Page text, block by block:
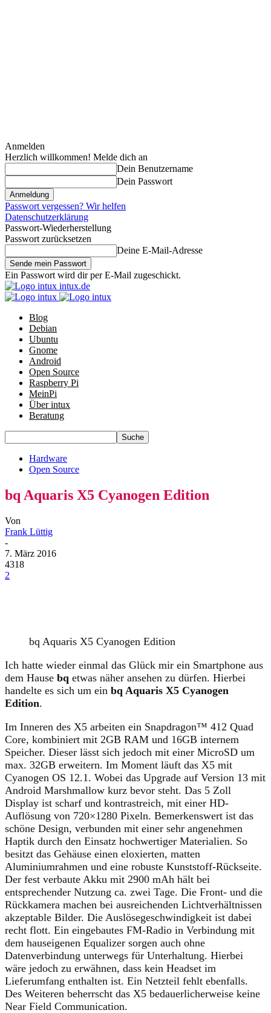
Anmelden
Herzlich willkommen! Melde dich an
Dein Benutzername
Dein Passwort
Passwort vergessen? Wir helfen
Datenschutzerklärung
Passwort-Wiederherstellung
Passwort zurücksetzen
Deine E-Mail-Adresse
Ein Passwort wird dir per E-Mail zugeschickt.
intux.de
Blog
Debian
Ubuntu
Gnome
Android
Open Source
Raspberry Pi
MeinPi
Über intux
Beratung
Hardware
Open Source
bq Aquaris X5 Cyanogen Edition
Von
Frank Lüttig
-
7. März 2016
4318
2
bq Aquaris X5 Cyanogen Edition
Ich hatte wieder einmal das Glück mir ein Smartphone aus
dem Hause bq etwas näher ansehen zu dürfen. Hierbei
handelte es sich um ein bq Aquaris X5 Cyanogen
Edition.
Im Inneren des X5 arbeiten ein Snapdragon™ 412 Quad
Core, kombiniert mit 2GB RAM und 16GB internem
Speicher. Dieser lässt sich jedoch mit einer MicroSD um
max. 32GB erweitern. Im Moment läuft das X5 mit
Cyanogen OS 12.1. Wobei das Upgrade auf Version 13 mit
Android Marshmallow kurz bevor steht. Das 5 Zoll
Display ist scharf und kontrastreich, mit einer HD-
Auflösung von 720×1280 Pixeln. Bemerkenswert ist das
schöne Design, verbunden mit einer sehr angenehmen
Haptik durch den Einsatz hochwertiger Materialien. So
besitzt das Gehäuse einen eloxierten, matten
Aluminiumrahmen und eine robuste Kunststoff-Rückseite.
Der fest verbaute Akku mit 2900 mAh hält bei
entsprechender Nutzung ca. zwei Tage. Die Front- und die
Rückkamera machen bei ausreichenden Lichtverhältnissen
akzeptable Bilder. Die Auslösegeschwindigkeit ist dabei
recht flott. Ein eingebautes FM-Radio in Verbindung mit
dem hauseigenen Equalizer sorgen auch ohne
Datenverbindung unterwegs für Unterhaltung. Hierbei
wäre jedoch zu erwähnen, dass kein Headset im
Lieferumfang enthalten ist. Ein Netzteil fehlt ebenfalls.
Des Weiteren beherrscht das X5 bedauerlicherweise keine
Near Field Communication.